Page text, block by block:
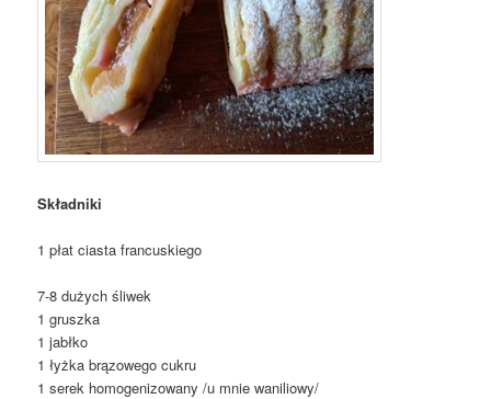
Składniki
1 płat ciasta francuskiego
7-8 dużych śliwek
1 gruszka
1 jabłko
1 łyżka brązowego cukru
1 serek homogenizowany /u mnie waniliowy/